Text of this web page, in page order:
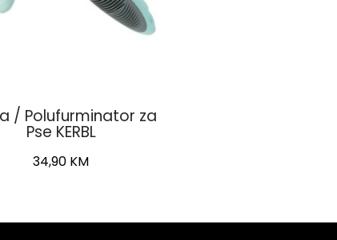
/ Polufurminator za
Pse KERBL
34,90 KM